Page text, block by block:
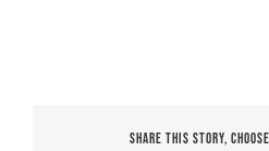
Share This Story,